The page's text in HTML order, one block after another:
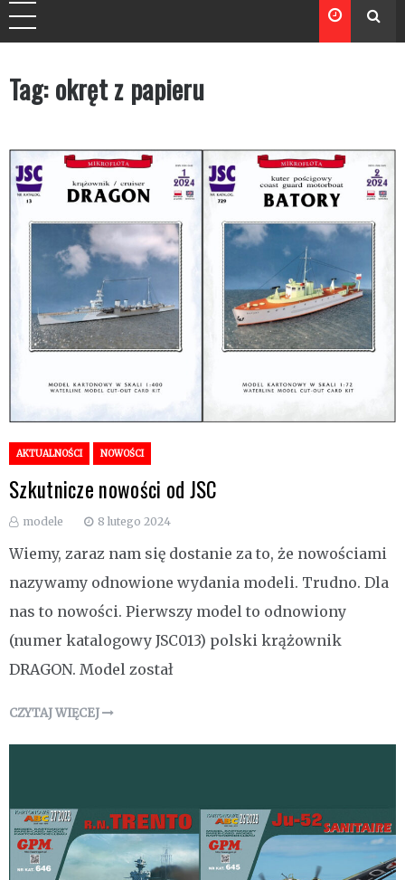
Tag:okręt z papieru
AKTUALNOŚCI NOWOŚCI
Szkutnicze nowości od JSC
modele 8 lutego 2024
Wiemy, zaraz nam się dostanie za to, że nowościami
nazywamy odnowione wydania modeli. Trudno. Dla
nas to nowości. Pierwszy model to odnowiony
(numer katalogowy JSC013) polski krążownik
DRAGON. Model został
CZYTAJ WIĘCEJ